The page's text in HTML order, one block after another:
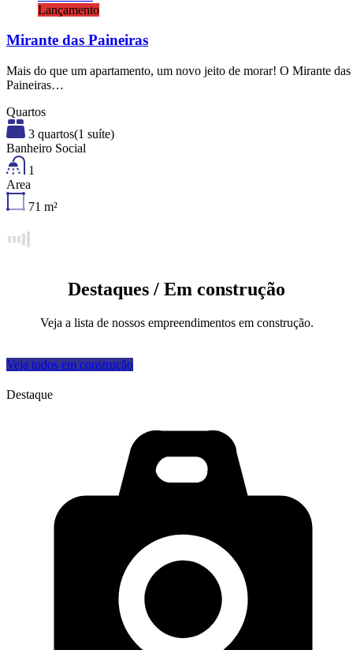
Lançamento
Mirante das Paineiras
Mais do que um apartamento, um novo jeito de morar! O Mirante das
Paineiras…
Quartos
3 quartos(1 suíte)
Banheiro Social
1
Area
71 m²
Destaques / Em construção
Veja a lista de nossos empreendimentos em construção.
Veja todos em construção
Destaque